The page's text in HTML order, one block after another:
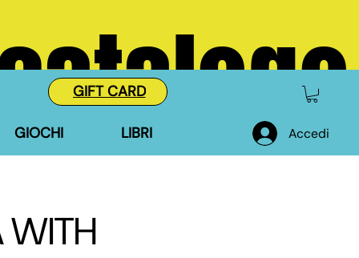
GIOCHI LIBRI
GIFT CARD
Accedi
WITH